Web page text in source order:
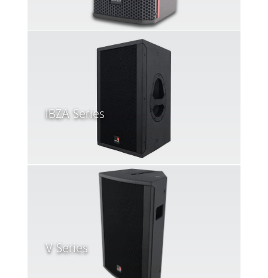
IBZA Series
V Series